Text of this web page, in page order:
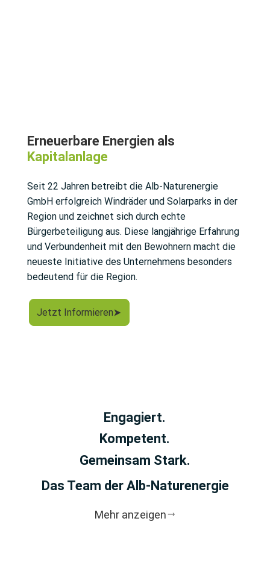
Erneuerbare Energien als
Kapitalanlage
Seit 22 Jahren betreibt die Alb-Naturenergie
GmbH erfolgreich Windräder und Solarparks in der
Region und zeichnet sich durch echte
Bürgerbeteiligung aus. Diese langjährige Erfahrung
und Verbundenheit mit den Bewohnern macht die
neueste Initiative des Unternehmens besonders
bedeutend für die Region.
Jetzt Informieren
Engagiert.
Kompetent.
Gemeinsam Stark.
Das Team der Alb-Naturenergie
Mehr anzeigen